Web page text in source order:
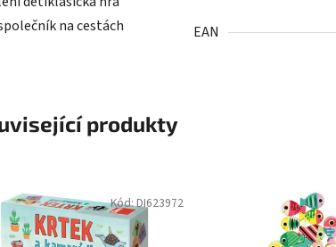
na cestách
EAN
produkty
Kód:DI623972